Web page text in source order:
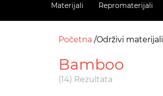
Materijali Repromaterijali
Početna Održivi materijali
Bamboo
(14) Rezultata